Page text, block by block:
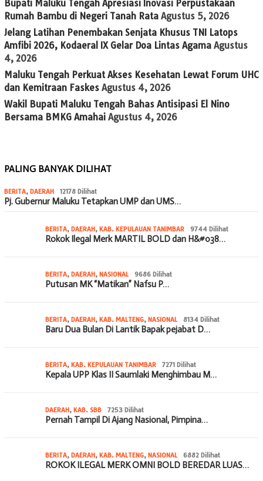
Bupati Maluku Tengah Apresiasi Inovasi Perpustakaan
Rumah Bambu di Negeri Tanah Rata Agustus 5, 2026
Jelang Latihan Penembakan Senjata Khusus TNI Latops
Amfibi 2026, Kodaeral IX Gelar Doa Lintas Agama Agustus
4, 2026
Maluku Tengah Perkuat Akses Kesehatan Lewat Forum UHC
dan Kemitraan Faskes Agustus 4, 2026
Wakil Bupati Maluku Tengah Bahas Antisipasi El Nino
Bersama BMKG Amahai Agustus 4, 2026
PALING BANYAK DILIHAT
BERITA, DAERAH 12178 Dilihat
Pj. Gubernur Maluku Tetapkan UMP dan UMS…
BERITA, DAERAH, KAB. KEPULAUAN TANIMBAR 9744 Dilihat
Rokok Ilegal Merk MARTIL BOLD dan H&#038…
BERITA, DAERAH, NASIONAL 9686 Dilihat
Putusan MK “Matikan” Nafsu P…
BERITA, DAERAH, KAB. MALTENG, NASIONAL 8134 Dilihat
Baru Dua Bulan Di Lantik Bapak pejabat D…
BERITA, KAB. KEPULAUAN TANIMBAR 7271 Dilihat
Kepala UPP Klas II Saumlaki Menghimbau M…
DAERAH, KAB. SBB 7253 Dilihat
Pernah Tampil Di Ajang Nasional, Pimpina…
BERITA, DAERAH, KAB. MALTENG, NASIONAL 6882 Dilihat
ROKOK ILEGAL MERK OMNI BOLD BEREDAR LUAS…